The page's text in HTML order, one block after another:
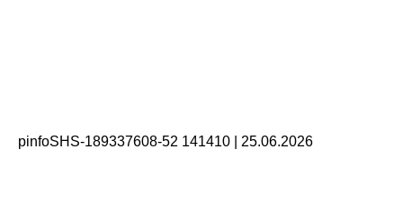
pinfoSHS-189337608-52 141410 25.06.2026